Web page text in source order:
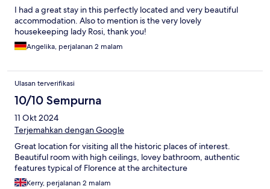
I had a great stay in this perfectly located and very beautiful
accommodation. Also to mention is the very lovely
housekeeping lady Rosi, thank you!
Angelika, perjalanan 2 malam
Ulasan terverifikasi
10/10 Sempurna
11 Okt 2024
Terjemahkan dengan Google
Great location for visiting all the historic places of interest.
Beautiful room with high ceilings, lovey bathroom, authentic
features typical of Florence at the architecture
Kerry, perjalanan 2 malam